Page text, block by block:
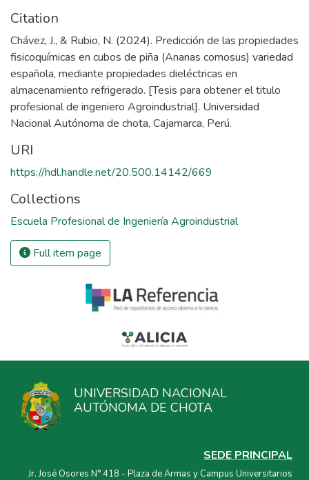
Citation
Chávez, J., & Rubio, N. (2024). Predicción de las propiedades
fisicoquímicas en cubos de piña (Ananas comosus) variedad
española, mediante propiedades dieléctricas en
almacenamiento refrigerado. [Tesis para obtener el titulo
profesional de ingeniero Agroindustrial]. Universidad
Nacional Autónoma de chota, Cajamarca, Perú.
URI
https://hdl.handle.net/20.500.14142/669
Collections
Escuela Profesional de Ingeniería Agroindustrial
Full item page
UNIVERSIDAD NACIONAL
AUTÓNOMA DE CHOTA
SEDE PRINCIPAL
Jr. José Osores N° 418 - Plaza de Armas y Campus Universitarios